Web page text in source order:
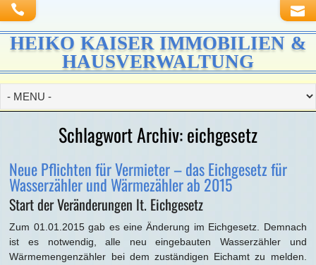
HEIKO KAISER IMMOBILIEN &
HAUSVERWALTUNG
Schlagwort Archiv:eichgesetz
Neue Pflichten für Vermieter – das Eichgesetz für
Wasserzähler und Wärmezähler ab 2015
Start der Veränderungen lt. Eichgesetz
Zum 01.01.2015 gab es eine Änderung im Eichgesetz. Demnach
ist es notwendig, alle neu eingebauten Wasserzähler und
Wärmemengenzähler bei dem zuständigen Eichamt zu melden.